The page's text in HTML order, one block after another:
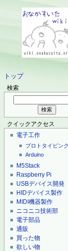
トップ
検索
クイックアクセス
電子工作
プロトタイピン
Arduino
M5Stack
Raspberry Pi
USBデバイス開発
HIDデバイス製作
MIDI機器製作
ニコニコ技術部
電子部品
通販
買った物
欲しい物